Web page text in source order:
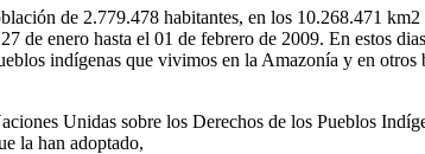
de 2.779.478 habitantes, en los 10.268.471
enero hasta el 01 de febrero de 2009. En estos
indígenas que vivimos en la Amazonía y en otros
Unidas sobre los Derechos de los Pueblos
la han adoptado,